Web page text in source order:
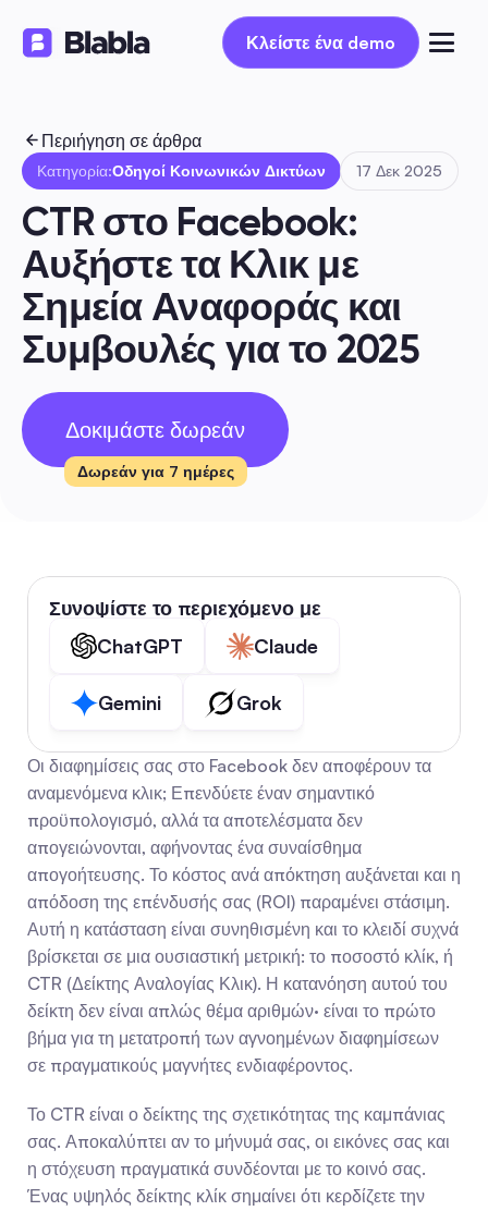
Κλείστε ένα demo
Κλείστε ένα demo
Περιήγηση σε άρθρα
Κατηγορία:Οδηγοί Κοινωνικών Δικτύων 17 Δεκ 2025
CTR στο Facebook:
Αυξήστε τα Κλικ με
Σημεία Αναφοράς και
Συμβουλές για το 2025
Δοκιμάστε δωρεάν
Δωρεάν για 7 ημέρες
Συνοψίστε το περιεχόμενο με
ChatGPT
Claude
Gemini Grok
Οι διαφημίσεις σας στο Facebook δεν αποφέρουν τα
αναμενόμενα κλικ; Επενδύετε έναν σημαντικό
προϋπολογισμό, αλλά τα αποτελέσματα δεν
απογειώνονται, αφήνοντας ένα συναίσθημα
απογοήτευσης. Το κόστος ανά απόκτηση αυξάνεται και η
απόδοση της επένδυσής σας (ROI) παραμένει στάσιμη.
Αυτή η κατάσταση είναι συνηθισμένη και το κλειδί συχνά
βρίσκεται σε μια ουσιαστική μετρική: το ποσοστό κλίκ, ή
CTR (Δείκτης Αναλογίας Κλικ). Η κατανόηση αυτού του
δείκτη δεν είναι απλώς θέμα αριθμών· είναι το πρώτο
βήμα για τη μετατροπή των αγνοημένων διαφημίσεων
σε πραγματικούς μαγνήτες ενδιαφέροντος.
Το CTR είναι ο δείκτης της σχετικότητας της καμπάνιας
σας. Αποκαλύπτει αν το μήνυμά σας, οι εικόνες σας και
η στόχευση πραγματικά συνδέονται με το κοινό σας.
Ένας υψηλός δείκτης κλίκ σημαίνει ότι κερδίζετε την